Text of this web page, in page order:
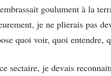
goulument à la
je ne plierais pas
quoi voir, quoi
sectaire, je devais